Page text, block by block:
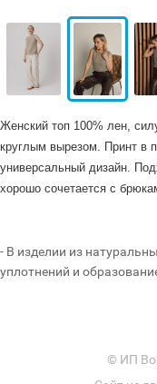
Женский топ 100% лен,
круглым вырезом. Принт в
универсальный дизайн.
хорошо сочетается с
- В изделии из
уплотнений и
© ИП